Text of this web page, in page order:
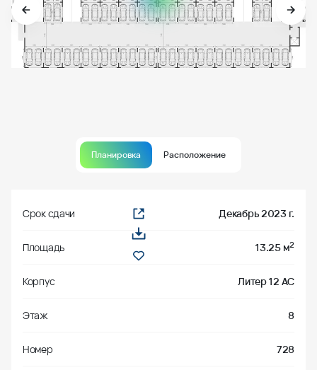
Планировка Расположение
Срок сдачи Декабрь 2023 г.
Площадь 13.25 м2
Корпус Литер 12 АС
Этаж 8
Номер 728